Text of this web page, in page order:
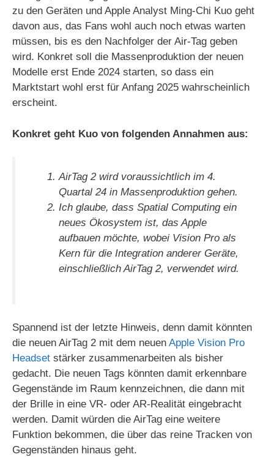
zu den Geräten und Apple Analyst Ming-Chi Kuo geht
davon aus, das Fans wohl auch noch etwas warten
müssen, bis es den Nachfolger der Air-Tag geben
wird. Konkret soll die Massenproduktion der neuen
Modelle erst Ende 2024 starten, so dass ein
Marktstart wohl erst für Anfang 2025 wahrscheinlich
erscheint.
Konkret geht Kuo von folgenden Annahmen aus:
AirTag 2 wird voraussichtlich im 4.
Quartal 24 in Massenproduktion gehen.
Ich glaube, dass Spatial Computing ein
neues Ökosystem ist, das Apple
aufbauen möchte, wobei Vision Pro als
Kern für die Integration anderer Geräte,
einschließlich AirTag 2, verwendet wird.
Spannend ist der letzte Hinweis, denn damit könnten
die neuen AirTag 2 mit dem neuen Apple Vision Pro
Headset stärker zusammenarbeiten als bisher
gedacht. Die neuen Tags könnten damit erkennbare
Gegenstände im Raum kennzeichnen, die dann mit
der Brille in eine VR- oder AR-Realität eingebracht
werden. Damit würden die AirTag eine weitere
Funktion bekommen, die über das reine Tracken von
Gegenständen hinaus geht.